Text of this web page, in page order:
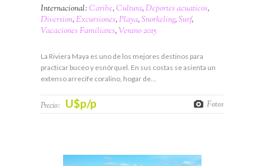
Internacional: Caribe,Cultura,Deportes acuaticos,
Diversion,Excursiones,Playa,Snorkeling,Surf,
Vacaciones Familiares,Verano 2015
La Riviera Maya es uno de los mejores destinos para
practicar buceo y esnórquel. En sus costas se asienta un
extenso arrecife coralino, hogar de…
Precio: U$p/p Fotos